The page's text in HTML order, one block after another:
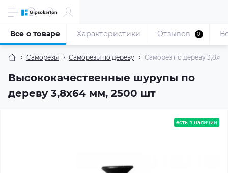
Саморезы Саморезы по дереву Саморез по дереву
Высококачественные шурупы по
дереву 3,8x64 мм, 2500 шт
Все о товаре Характеристики Отзывов 0
есть в наличии